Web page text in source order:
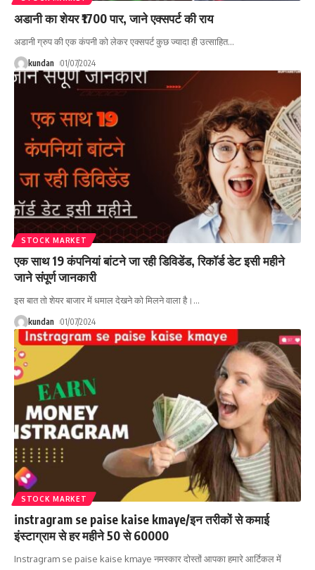
अडानी का शेयर ₹1700 पार, जाने एक्सपर्ट की राय
अडानी ग्रुप की एक कंपनी को लेकर एक्सपर्ट कुछ ज्यादा ही उत्साहित…
kundan 01/07/2024
STOCK MARKET
एक साथ 19 कंपनियां बांटने जा रही डिविडेंड, रिकॉर्ड डेट इसी महीने
जाने संपूर्ण जानकारी
इस बात तो शेयर बाजार में धमाल देखने को मिलने वाला है। …
kundan 01/07/2024
STOCK MARKET
instragram se paise kaise kmaye/इन तरीकों से कमाई
इंस्टाग्राम से हर महीने 50 से 60000
Instragram se paise kaise kmaye नमस्कार दोस्तों आपका हमारे आर्टिकल में